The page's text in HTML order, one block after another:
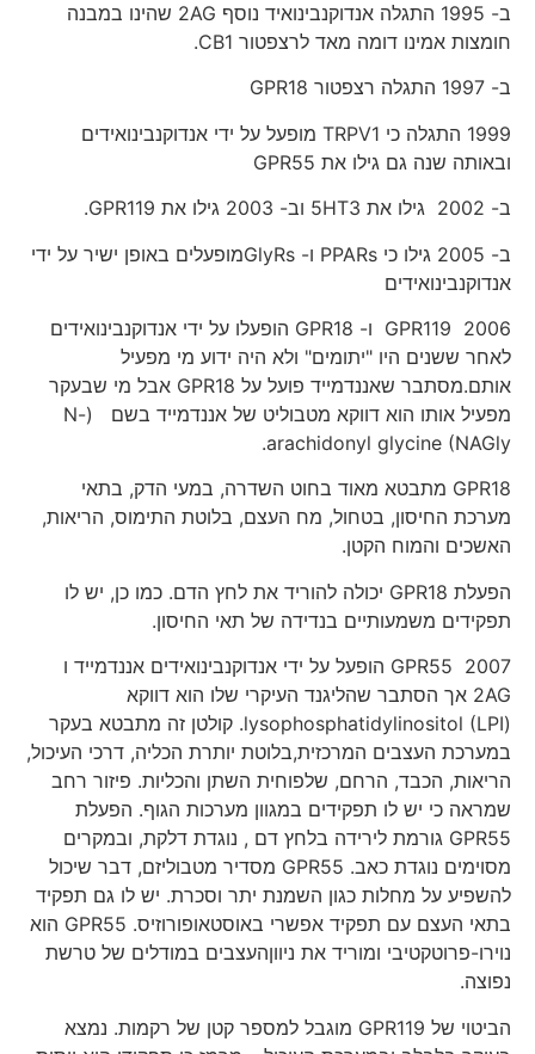
ב- 1995 התגלה אנדוקנבינואיד נוסף 2AG שהינו במבנה
חומצות אמינו דומה מאד לרצפטור CB1.
ב- 1997 התגלה רצפטור GPR18
1999 התגלה כי TRPV1 מופעל על ידי אנדוקנבינואידים
ובאותה שנה גם גילו את GPR55
ב- 2002 גילו את 5HT3 וב- 2003 גילו את GPR119.
ב- 2005 גילו כי PPARs ו- GlyRsמופעלים באופן ישיר על ידי
אנדוקנבינואידים
2006 GPR119 ו- GPR18 הופעלו על ידי אנדוקנבינואידים
לאחר ששנים היו "יתומים" ולא היה ידוע מי מפעיל
אותם.מסתבר שאננדמייד פועל על GPR18 אבל מי שבעקר
מפעיל אותו הוא דווקא מטבוליט של אננדמייד בשם (N-
arachidonyl glycine (NAGly.
GPR18 מתבטא מאוד בחוט השדרה, במעי הדק, בתאי
מערכת החיסון, בטחול, מח העצם, בלוטת התימוס, הריאות,
האשכים והמוח הקטן.
הפעלת GPR18 יכולה להוריד את לחץ הדם. כמו כן, יש לו
תפקידים משמעותיים בנדידה של תאי החיסון.
2007 GPR55 הופעל על ידי אנדוקנבינואידים אננדמייד ו
2AG אך הסתבר שהליגנד העיקרי שלו הוא דווקא
(lysophosphatidylinositol (LPI. קולטן זה מתבטא בעקר
במערכת העצבים המרכזית,בלוטת יותרת הכליה, דרכי העיכול,
הריאות, הכבד, הרחם, שלפוחית השתן והכליות. פיזור רחב
שמראה כי יש לו תפקידים במגוון מערכות הגוף. הפעלת
GPR55 גורמת לירידה בלחץ דם , נוגדת דלקת, ובמקרים
מסוימים נוגדת כאב. GPR55 מסדיר מטבוליזם, דבר שיכול
להשפיע על מחלות כגון השמנת יתר וסכרת. יש לו גם תפקיד
בתאי העצם עם תפקיד אפשרי באוסטאופורוזיס. GPR55 הוא
נוירו-פרוטקטיבי ומוריד את ניווןהעצבים במודלים של טרשת
נפוצה.
הביטוי של GPR119 מוגבל למספר קטן של רקמות. נמצא